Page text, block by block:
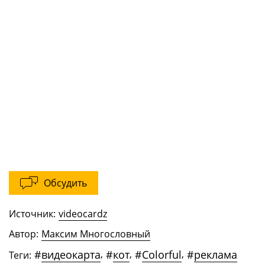
Обсудить
Источник: videocardz
Автор: Максим Многословный
Теги: #видеокарта, #кот, #Colorful, #реклама